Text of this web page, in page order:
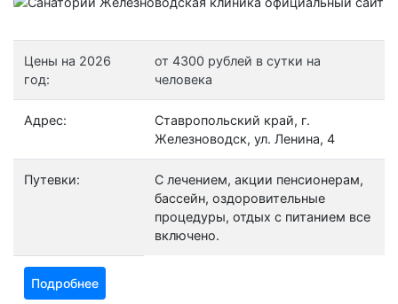
Цены на 2026
год:
от 4300 рублей в сутки на
человека
Адрес:
Ставропольский край, г.
Железноводск, ул. Ленина, 4
Путевки:
С лечением, акции пенсионерам,
бассейн, оздоровительные
процедуры, отдых с питанием все
включено.
Подробнее